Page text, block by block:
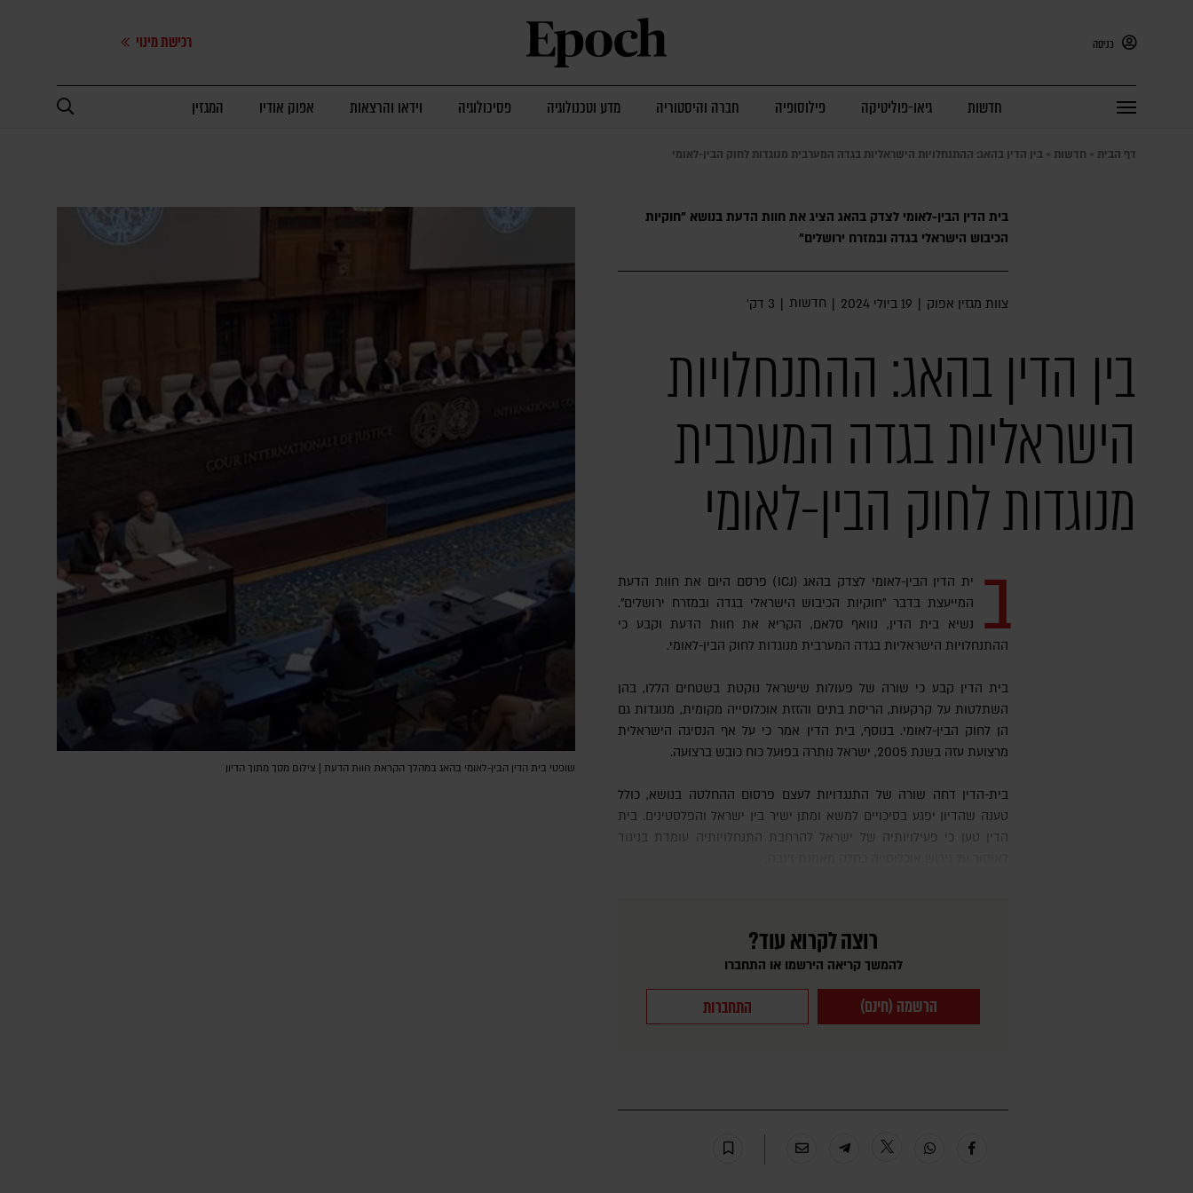
כניסה רכישת מינוי
חדשות גיאו-פוליטיקה פילוסופיה חברה והיסטוריה מדע וטכנולוגיה פסיכולוגיה וידאו והרצאות אפוק אודיו המגזין
דף הבית » חדשות » בין הדין בהאג: ההתנחלויות הישראליות בגדה המערבית מנוגדות לחוק הבין-לאומי
בית הדין הבין-לאומי לצדק בהאג הציג את חוות הדעת בנושא "חוקיות
הכיבוש הישראלי בגדה ובמזרח ירושלים"
צוות מגזין אפוק | 19 ביולי 2024 | חדשות | 3 דק׳
בין הדין בהאג: ההתנחלויות
הישראליות בגדה המערבית
מנוגדות לחוק הבין-לאומי
ב
ית הדין הבין-לאומי לצדק בהאג (ICJ) פרסם היום את חוות הדעת
המייעצת בדבר "חוקיות הכיבוש הישראלי בגדה ובמזרח ירושלים".
נשיא בית הדין, נוואף סלאם, הקריא את חוות הדעת וקבע כי
ההתנחלויות הישראליות בגדה המערבית מנוגדות לחוק הבין-לאומי.
בית הדין קבע כי שורה של פעולות שישראל נוקטת בשטחים הללו, בהן
השתלטות על קרקעות, הריסת בתים והזזת אוכלוסייה מקומית, מנוגדות גם
הן לחוק הבין-לאומי. בנוסף, בית הדין אמר כי על אף הנסיגה הישראלית
מרצועת עזה בשנת 2005, ישראל נותרה בפועל כוח כובש ברצועה.
בית-הדין דחה שורה של התנגדויות לעצם פרסום ההחלטה בנושא, כולל
טענה שהדיון יפגע בסיכויים למשא ומתן ישיר בין ישראל והפלסטינים. בית
הדין טען כי פעילויותיה של ישראל להרחבת התנחלויותיה עומדת בניגוד
רוצה לקרוא עוד?
להמשך קריאה הירשמו או התחברו
הרשמה (חינם) התחברות
שופטי בית הדין הבין-לאומי בהאג במהלך הקראת חוות הדעת | צילום מסך מתוך הדיון